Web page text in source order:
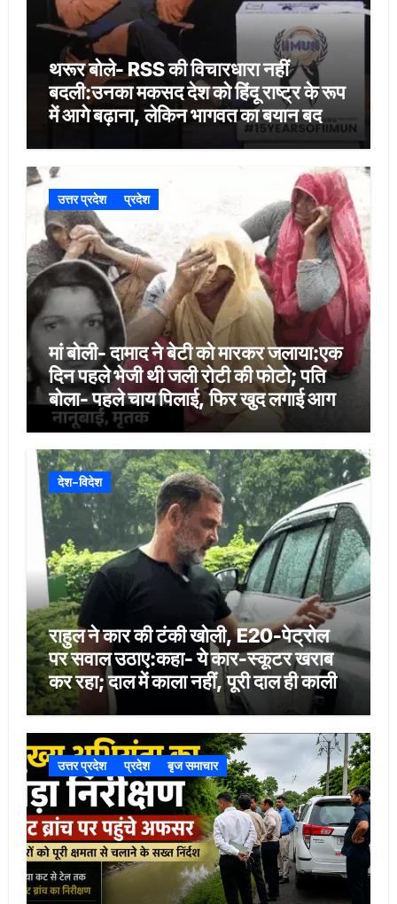
थरूर बोले- RSS की विचारधारा नहीं
बदली:उनका मकसद देश को हिंदू राष्ट्र के रूप
में आगे बढ़ाना, लेकिन भागवत का बयान बदलाव
उत्तर प्रदेश प्रदेश
मां बोली- दामाद ने बेटी को मारकर जलाया:एक
दिन पहले भेजी थी जली रोटी की फोटो; पति
बोला- पहले चाय पिलाई, फिर खुद लगाई आग
देश-विदेश
राहुल ने कार की टंकी खोली, E20-पेट्रोल
पर सवाल उठाए:कहा- ये कार-स्कूटर खराब
कर रहा; दाल में काला नहीं, पूरी दाल ही काली
उत्तर प्रदेश प्रदेश बृज समाचार